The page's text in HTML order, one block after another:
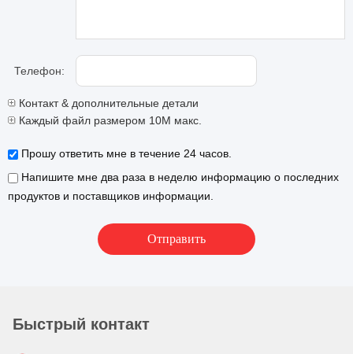
Телефон:
Контакт & дополнительные детали
Каждый файл размером 10M макс.
Прошу ответить мне в течение 24 часов.
Напишите мне два раза в неделю информацию о последних
продуктов и поставщиков информации.
Быстрый контакт